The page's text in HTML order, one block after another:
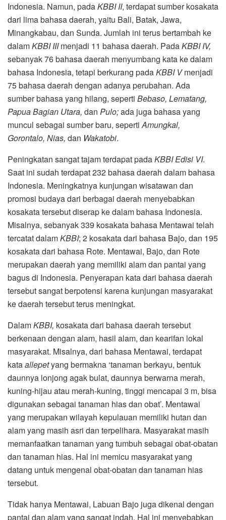
Indonesia. Namun, padaKBBI II, terdapat sumber kosakata
dari lima bahasa daerah, yaitu Bali, Batak, Jawa,
Minangkabau, dan Sunda. Jumlah ini terus bertambah ke
dalamKBBI IIImenjadi 11 bahasa daerah. PadaKBBI IV,
sebanyak 76 bahasa daerah menyumbang kata ke dalam
bahasa Indonesia, tetapi berkurang padaKBBI Vmenjadi
75 bahasa daerah dengan adanya perubahan. Ada
sumber bahasa yang hilang, seperti Bebaso, Lematang,
Papua Bagian Utara, dan Pulo;ada juga bahasa yang
muncul sebagai sumber baru, sepertiAmungkal,
Gorontalo, Nias, dan Wakatobi.
Peningkatan sangat tajam terdapat padaKBBI Edisi VI.
Saat ini sudah terdapat 232 bahasa daerah dalam bahasa
Indonesia. Meningkatnya kunjungan wisatawan dan
promosi budaya dari berbagai daerah menyebabkan
kosakata tersebut diserap ke dalam bahasa Indonesia.
Misalnya, sebanyak 339 kosakata bahasa Mentawai telah
tercatat dalamKBBI; 2 kosakata dari bahasa Bajo, dan 195
kosakata dari bahasa Rote. Mentawai, Bajo, dan Rote
merupakan daerah yang memiliki alam dan pantai yang
bagus di Indonesia. Penyerapan kata dari bahasa daerah
tersebut sangat berpotensi karena kunjungan masyarakat
ke daerah tersebut terus meningkat.
DalamKBBI, kosakata dari bahasa daerah tersebut
berkenaan dengan alam, hasil alam, dan kearifan lokal
masyarakat. Misalnya, dari bahasa Mentawai, terdapat
kataallepetyang bermakna ‘tanaman berkayu, bentuk
daunnya lonjong agak bulat, daunnya berwarna merah,
kuning-hijau atau merah-kuning, tinggi mencapai 3 m, bisa
digunakan sebagai tanaman hias dan obat’. Mentawai
yang merupakan wilayah kepulauan memiliki hutan dan
alam yang masih asri dan terpelihara. Masyarakat masih
memanfaatkan tanaman yang tumbuh sebagai obat-obatan
dan tanaman hias. Hal ini memicu masyarakat yang
datang untuk mengenal obat-obatan dan tanaman hias
tersebut.
Tidak hanya Mentawai, Labuan Bajo juga dikenal dengan
pantai dan alam yang sangat indah. Hal ini menyebabkan